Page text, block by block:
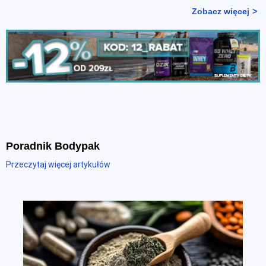
Zobacz więcej
Poradnik Bodypak
Przeczytaj więcej artykułów